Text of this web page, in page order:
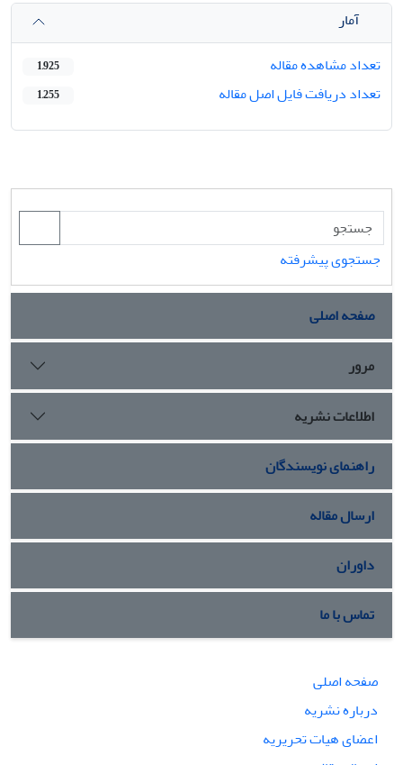
آمار
تعداد مشاهده مقاله
1,925
تعداد دریافت فایل اصل مقاله 1,255
جستجوی پیشرفته
صفحه اصلی
مرور
اطلاعات نشریه
راهنمای نویسندگان
ارسال مقاله
داوران
تماس با ما
صفحه اصلی
درباره نشریه
اعضای هیات تحریریه